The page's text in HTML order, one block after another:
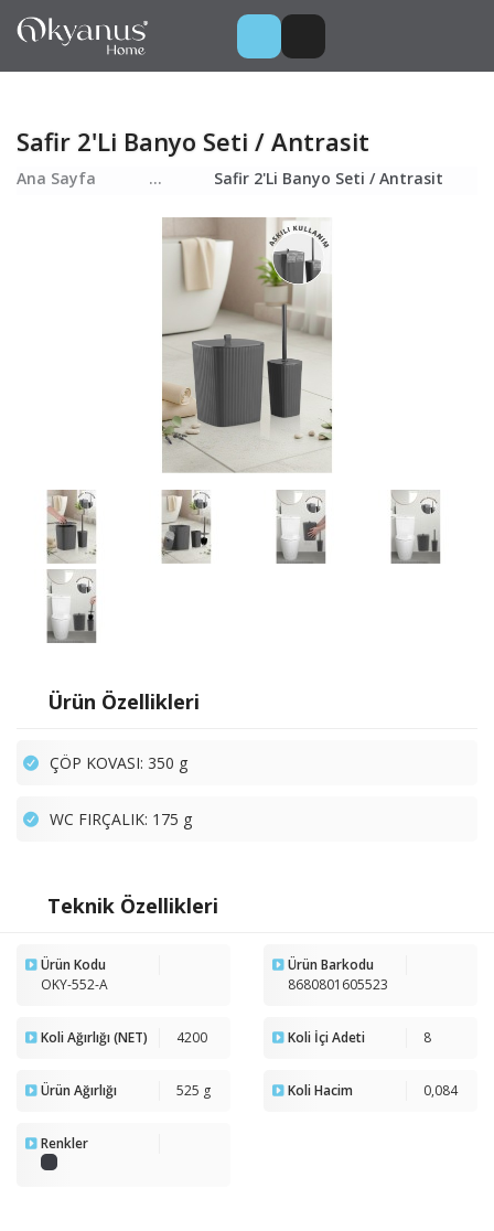
Safir 2'Li Banyo Seti / Antrasit
Ana Sayfa ... Safir 2'Li Banyo Seti / Antrasit
Ürün Özellikleri
ÇÖP KOVASI: 350 g
WC FIRÇALIK: 175 g
Teknik Özellikleri
Ürün Kodu
OKY-552-A
Ürün Barkodu
8680801605523
Koli Ağırlığı (NET) 4200 Koli İçi Adeti 8
Ürün Ağırlığı 525 g Koli Hacim 0,084
Renkler